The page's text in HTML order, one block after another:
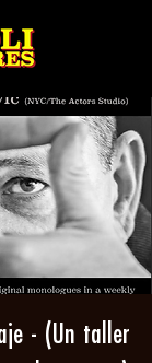
- (Un taller